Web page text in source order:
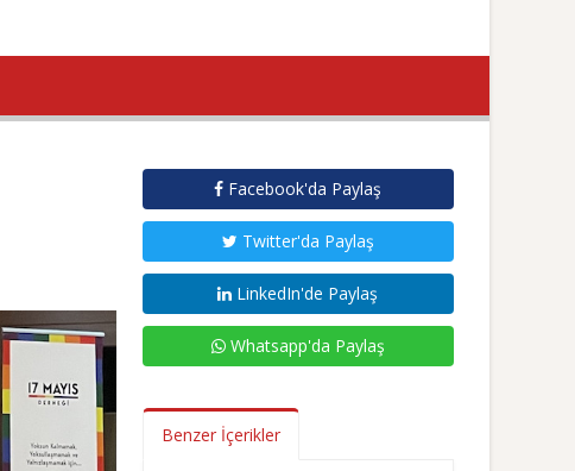
Facebook'da Paylaş
Twitter'da Paylaş
LinkedIn'de Paylaş
Whatsapp'da Paylaş
Benzer İçerikler